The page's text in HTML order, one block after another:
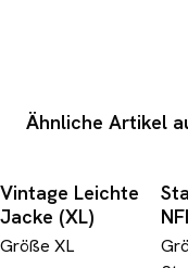
Ähnliche Artikel
Vintage Leichte
Jacke (XL)
Größe XL